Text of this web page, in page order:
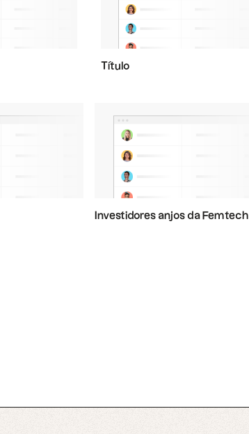
Título
Investidores anjos da Femtech